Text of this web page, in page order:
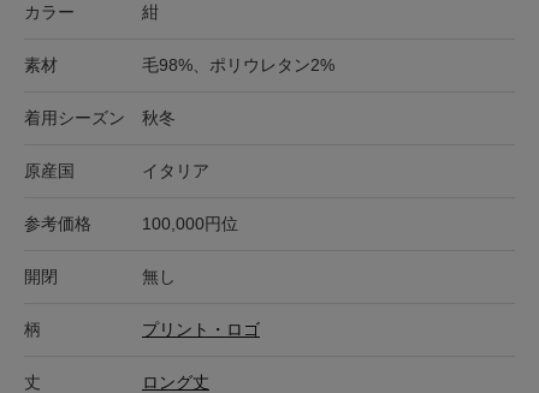
カラー 紺
素材 毛98%、ポリウレタン2%
着用シーズン 秋冬
原産国 イタリア
参考価格 100,000円位
開閉 無し
柄 プリント・ロゴ
丈 ロング丈